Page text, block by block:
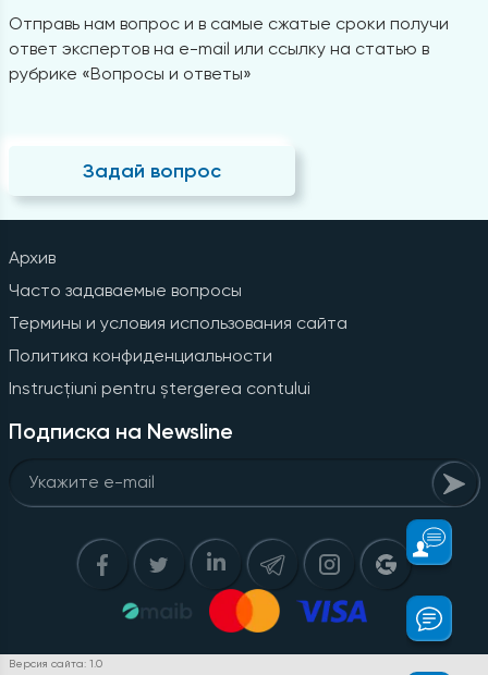
Отправь нам вопрос и в самые сжатые сроки получи
ответ экспертов на e-mail или ссылку на статью в
рубрике «Вопросы и ответы»
Задай вопрос
Архив
Часто задаваемые вопросы
Термины и условия использования сайта
Политика конфиденциальности
Instrucțiuni pentru ștergerea contului
Подписка на Newsline
Версия сайта: 1.0